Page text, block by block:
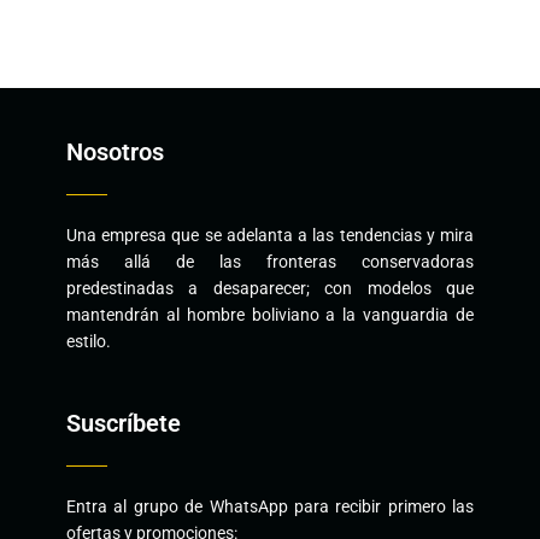
Nosotros
Una empresa que se adelanta a las tendencias y mira
más allá de las fronteras conservadoras
predestinadas a desaparecer; con modelos que
mantendrán al hombre boliviano a la vanguardia de
estilo.
Suscríbete
Entra al grupo de WhatsApp para recibir primero las
ofertas y promociones: